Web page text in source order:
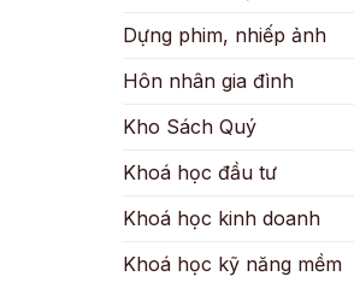
Dựng phim, nhiếp ảnh
Hôn nhân gia đình
Kho Sách Quý
Khoá học đầu tư
Khoá học kinh doanh
Khoá học kỹ năng mềm